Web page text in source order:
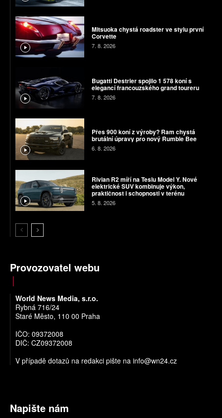
Mitsuoka chystá roadster ve stylu první
Corvette
7. 8. 2026
Bugatti Destrier spojilo 1 578 koní s
elegancí francouzského grand toureru
7. 8. 2026
Přes 900 koní z výroby? Ram chystá
brutální úpravy pro nový Rumble Bee
6. 8. 2026
Rivian R2 míří na Teslu Model Y. Nové
elektrické SUV kombinuje výkon,
praktičnost i schopnosti v terénu
5. 8. 2026
Provozovatel webu
World News Media, s.r.o.
Rybná 716/24
Staré Město, 110 00 Praha
IČO: 09372008
DIČ: CZ09372008
V případě dotazů na redakci pište na info@wn24.cz
Napište nám